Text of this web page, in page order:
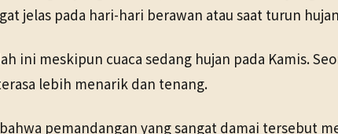
jelas pada hari-hari berawan atau saat turun
ini meskipun cuaca sedang hujan pada Kamis.
lebih menarik dan tenang.
pemandangan yang sangat damai tersebut